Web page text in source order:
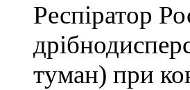
Респіратор
туман) при